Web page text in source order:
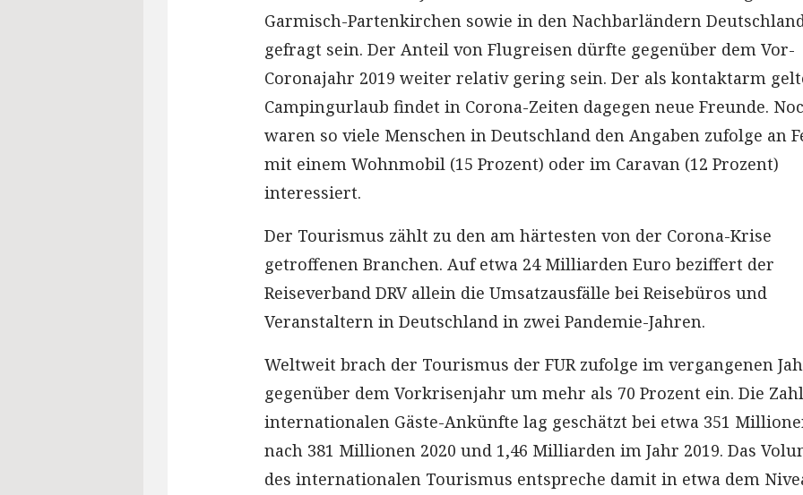
Garmisch-Partenkirchen sowie in den Nachbarländern
gefragt sein. Der Anteil von Flugreisen dürfte gegenüber dem Vor-
Coronajahr 2019 weiter relativ gering sein. Der als kontaktarm
Campingurlaub findet in Corona-Zeiten dagegen neue Freunde.
waren so viele Menschen in Deutschland den Angaben zufolge an
mit einem Wohnmobil (15 Prozent) oder im Caravan (12 Prozent)
interessiert.
Der Tourismus zählt zu den am härtesten von der Corona-Krise
getroffenen Branchen. Auf etwa 24 Milliarden Euro beziffert der
Reiseverband DRV allein die Umsatzausfälle bei Reisebüros und
Veranstaltern in Deutschland in zwei Pandemie-Jahren.
Weltweit brach der Tourismus der FUR zufolge im vergangenen
gegenüber dem Vorkrisenjahr um mehr als 70 Prozent ein. Die
internationalen Gäste-Ankünfte lag geschätzt bei etwa 351
nach 381 Millionen 2020 und 1,46 Milliarden im Jahr 2019. Das
des internationalen Tourismus entspreche damit in etwa dem